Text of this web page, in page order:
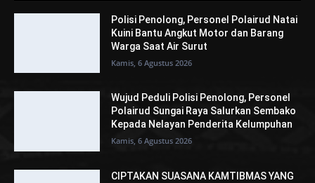
Polisi Penolong, Personel Polairud Natai
Kuini Bantu Angkut Motor dan Barang
Warga Saat Air Surut
Kamis, 6 Agustus 2026
Wujud Peduli Polisi Penolong, Personel
Polairud Sungai Raya Salurkan Sembako
Kepada Nelayan Penderita Kelumpuhan
Kamis, 6 Agustus 2026
CIPTAKAN SUASANA KAMTIBMAS YANG